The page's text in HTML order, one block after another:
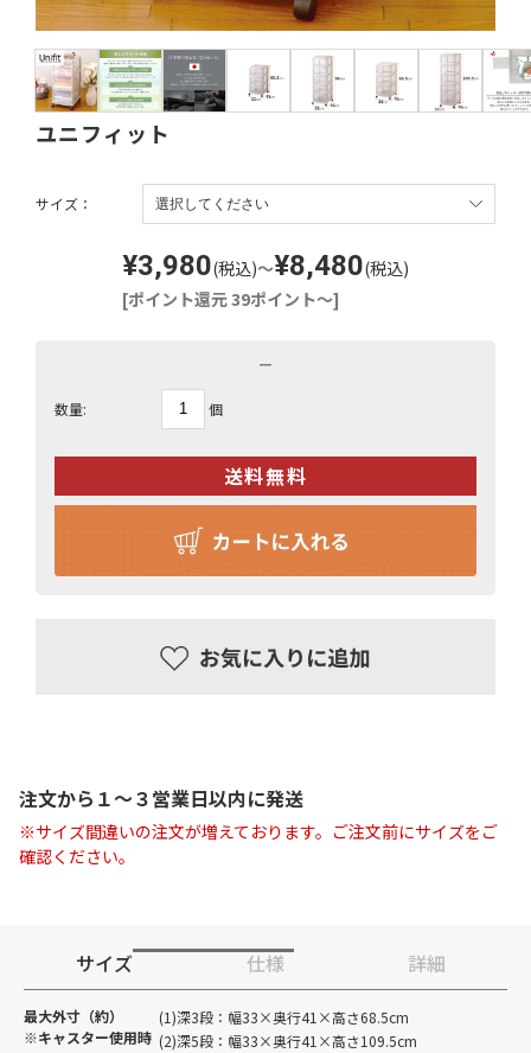
ユニフィット
¥3,980(税込)～¥8,480(税込)
[ポイント還元 39ポイント～]
サイズ：
－
数量: 個
注文から１〜３営業日以内に発送
※サイズ間違いの注文が増えております。ご注文前にサイズをご
確認ください。
サイズ 仕様 詳細
最大外寸（約）
※キャスター使用時
(1)深3段：幅33×奥行41×高さ68.5cm
(2)深5段：幅33×奥行41×高さ109.5cm